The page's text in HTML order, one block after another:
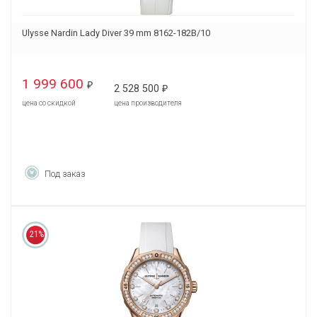
Ulysse Nardin Lady Diver 39 mm 8162-182B/10
1 999 600 ₽
цена со скидкой
2 528 500 ₽
цена производителя
Под заказ
21%